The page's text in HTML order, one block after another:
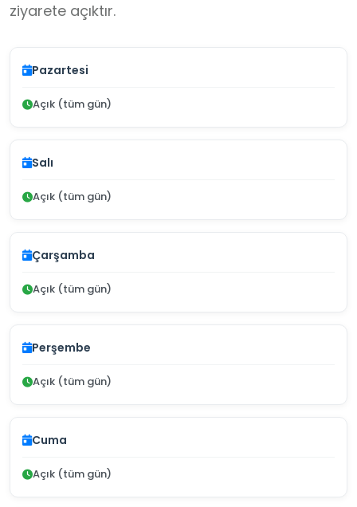
ziyarete açıktır.
Pazartesi
Açık (tüm gün)
Salı
Açık (tüm gün)
Çarşamba
Açık (tüm gün)
Perşembe
Açık (tüm gün)
Cuma
Açık (tüm gün)